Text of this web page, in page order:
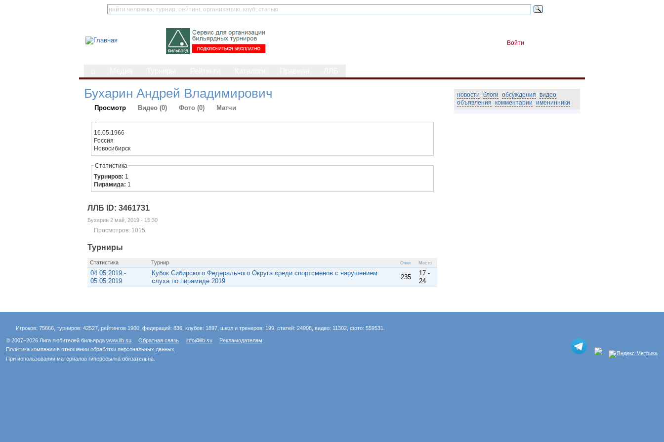
Войти
Бухарин Андрей Владимирович
Просмотр Видео (0) Фото (0) Матчи
-
16.05.1966
Россия
Новосибирск
Статистика
Турниров: 1
Пирамида: 1
ЛЛБ ID: 3461731
Бухарин 2 май, 2019 - 15:30
Просмотров: 1015
Турниры
Статистика Турнир Очки Место
04.05.2019 -
05.05.2019
Кубок Сибирского Федерального Округа среди спортсменов с нарушением
слуха по пирамиде 2019
235
17 -
24
новости блоги обсуждения видео
объявления комментарии именинники
Игроков: 75666, турниров: 42527, рейтингов 1900, федераций: 836, клубов: 1897, школ и тренеров: 199, статей: 24908, видео: 11302, фото: 559531.
© 2007–2026 Лига любителей бильярдаwww.llb.su Обратная связь info@llb.su
Рекламодателям
Политика компании в отношении обработки персональных данных
При использовании материалов гиперссылка обязательна.